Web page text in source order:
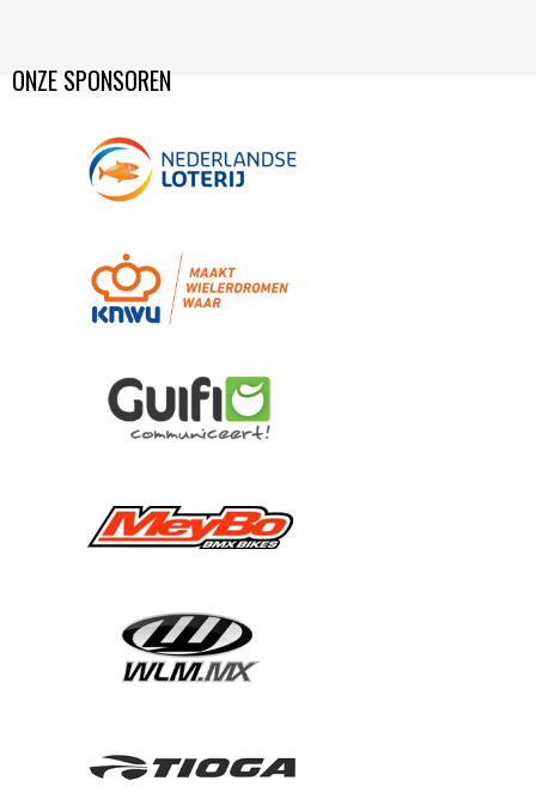
ONZE SPONSOREN